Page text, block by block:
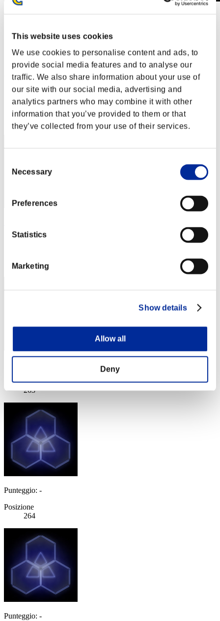
This website uses cookies
We use cookies to personalise content and ads, to
provide social media features and to analyse our
traffic. We also share information about your use of
our site with our social media, advertising and
analytics partners who may combine it with other
information that you’ve provided to them or that
they’ve collected from your use of their services.
Selection
Necessary
Preferences
Statistics
Marketing
Show details
Allow all
Deny
Weekend sopravvissuti N. 57
Vai all'evento
Singolo
(Le classifiche sono aggiornate ogni 6 ore)
Classifiche
Posizione
261
Punteggio:Missions6/43'29"74
262
Posizione
263
Punteggio: -
Posizione
264
Punteggio: -